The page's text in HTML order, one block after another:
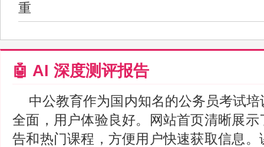
重
🤖 AI 深度测评报告
中公教育作为国内知名的公务员考试
全面，用户体验良好。网站首页清晰展
告和热门课程，方便用户快速获取信息